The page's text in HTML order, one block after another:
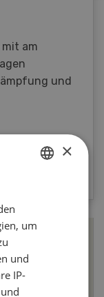
mit am
und
×
um
und
IP-